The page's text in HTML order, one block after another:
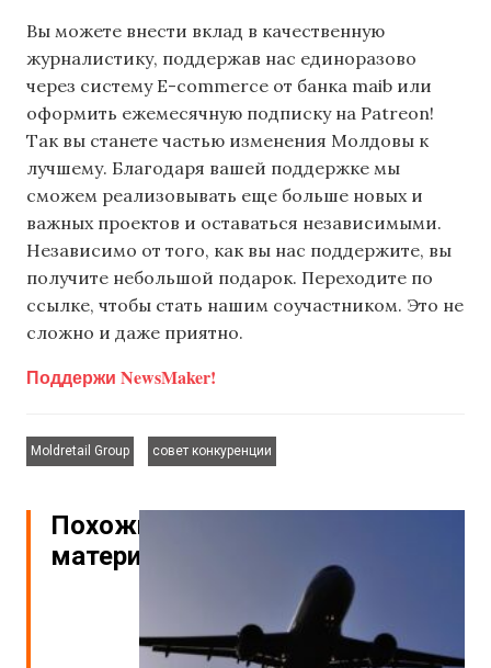
Вы можете внести вклад в качественную
журналистику, поддержав нас единоразово
через систему E-commerce от банка maib или
оформить ежемесячную подписку на Patreon!
Так вы станете частью изменения Молдовы к
лучшему. Благодаря вашей поддержке мы
сможем реализовывать еще больше новых и
важных проектов и оставаться независимыми.
Независимо от того, как вы нас поддержите, вы
получите небольшой подарок. Переходите по
ссылке, чтобы стать нашим соучастником. Это не
сложно и даже приятно.
Поддержи NewsMaker!
Moldretail Group
совет конкуренции
Похожие
материалы